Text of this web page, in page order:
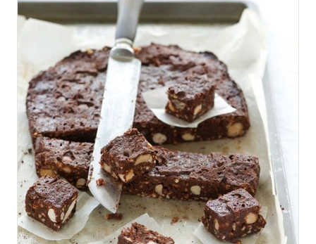
INLOGGEN
AANMELDEN
HOME
RECEPTEN
WEEKMENU'S
KOOKBOEKEN